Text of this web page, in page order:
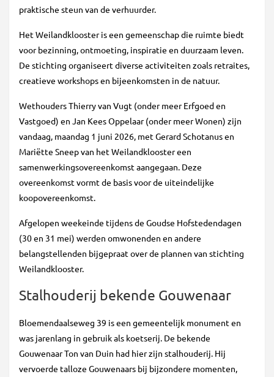
praktische steun van de verhuurder.
Het Weilandklooster is een gemeenschap die ruimte biedt
voor bezinning, ontmoeting, inspiratie en duurzaam leven.
De stichting organiseert diverse activiteiten zoals retraites,
creatieve workshops en bijeenkomsten in de natuur.
Wethouders Thierry van Vugt (onder meer Erfgoed en
Vastgoed) en Jan Kees Oppelaar (onder meer Wonen) zijn
vandaag, maandag 1 juni 2026, met Gerard Schotanus en
Mariëtte Sneep van het Weilandklooster een
samenwerkingsovereenkomst aangegaan. Deze
overeenkomst vormt de basis voor de uiteindelijke
koopovereenkomst.
Afgelopen weekeinde tijdens de Goudse Hofstedendagen
(30 en 31 mei) werden omwonenden en andere
belangstellenden bijgepraat over de plannen van stichting
Weilandklooster.
Stalhouderij bekende Gouwenaar
Bloemendaalseweg 39 is een gemeentelijk monument en
was jarenlang in gebruik als koetserij. De bekende
Gouwenaar Ton van Duin had hier zijn stalhouderij. Hij
vervoerde talloze Gouwenaars bij bijzondere momenten,